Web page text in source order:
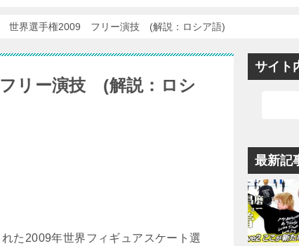
世界選手権2009 フリー演技 (解説：ロシア語)
リー演技 (解説：ロシ
た2009年世界フィギュアスケート選
サイト
最新記